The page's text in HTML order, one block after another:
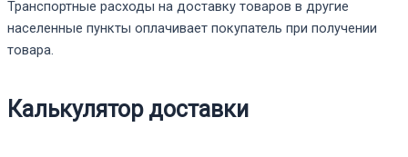
Транспортные расходы на доставку товаров в другие
населенные пункты оплачивает покупатель при получении
товара.
Калькулятор доставки